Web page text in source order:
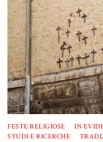
FESTE RELIGIOSE IN
STUDI E RICERCHE